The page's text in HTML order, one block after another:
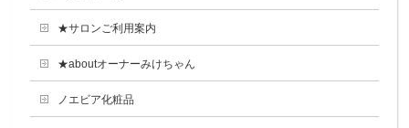
★サロンご利用案内
★aboutオーナーみけちゃん
ノエビア化粧品